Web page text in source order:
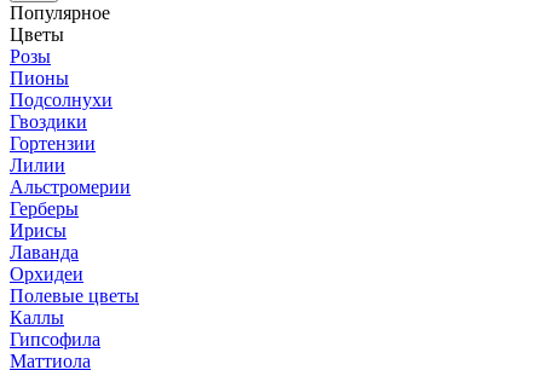
Популярное
Цветы
Розы
Пионы
Подсолнухи
Гвоздики
Гортензии
Лилии
Альстромерии
Герберы
Ирисы
Лаванда
Орхидеи
Полевые цветы
Каллы
Гипсофила
Маттиола